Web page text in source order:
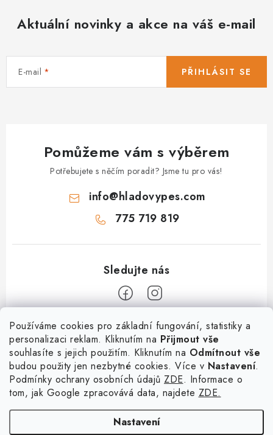
Používáme cookies pro základní fungování, statistiky a
personalizaci reklam. Kliknutím na Přijmout vše
souhlasíte s jejich použitím. Kliknutím na Odmítnout vše
budou použity jen nezbytné cookies. Více v Nastavení.
Podmínky ochrany osobních údajů ZDE. Informace o
tom, jak Google zpracovává data, najdete ZDE.
Nastavení
í
r
Aktuální novinky a akce na váš e-mail
E-mail PŘIHLÁSIT SE
Pomůžeme vám s výběrem
Potřebujete s něčím poradit? Jsme tu pro vás!
info@hladovypes.com
775 719 819
Informace
O nás
Kontakty
Služby
PetExpert - pojištění psů
Pujčení paddleboardu a psí plovací vesty
×
výhodnější ceny? Přihlaš
se do našeho věrnostního